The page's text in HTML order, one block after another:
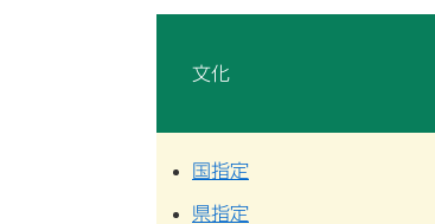
文化
国指定
県指定